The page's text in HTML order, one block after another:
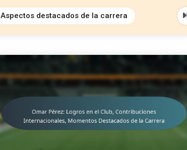
Aspectos destacados de la carrera